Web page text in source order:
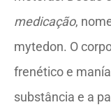
medicação,
mytedon. O
frenético e
substância e a